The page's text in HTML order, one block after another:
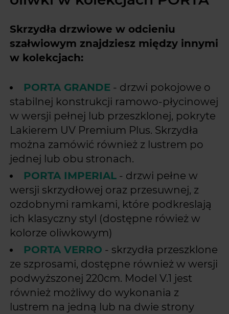
Skrzydła drzwiowe w odcieniu
szałwiowym znajdziesz między innymi
w kolekcjach:
PORTA GRANDE - drzwi pokojowe o
stabilnej konstrukcji ramowo-płycinowej
w wersji pełnej lub przeszklonej, pokryte
Lakierem UV Premium Plus. Skrzydła
można zamówić również z lustrem po
jednej lub obu stronach.
PORTA IMPERIAL - drzwi pełne w
wersji skrzydłowej oraz przesuwnej, z
ozdobnymi ramkami, które podkreslają
ich klasyczny styl (dostępne rówież w
kolorze oliwkowym)
PORTA VERRO - skrzydła przeszklone
ze szprosami, dostępne również w wersji
podwyższonej 220cm. Model V.1 jest
również możliwy do wykonania z
lustrem na jedną lub na dwie strony